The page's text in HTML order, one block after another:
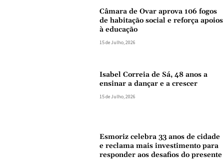
Câmara de Ovar aprova 106 fogos
de habitação social e reforça apoios
à educação
15 de Julho, 2026
Isabel Correia de Sá, 48 anos a
ensinar a dançar e a crescer
15 de Julho, 2026
Esmoriz celebra 33 anos de cidade
e reclama mais investimento para
responder aos desafios do presente